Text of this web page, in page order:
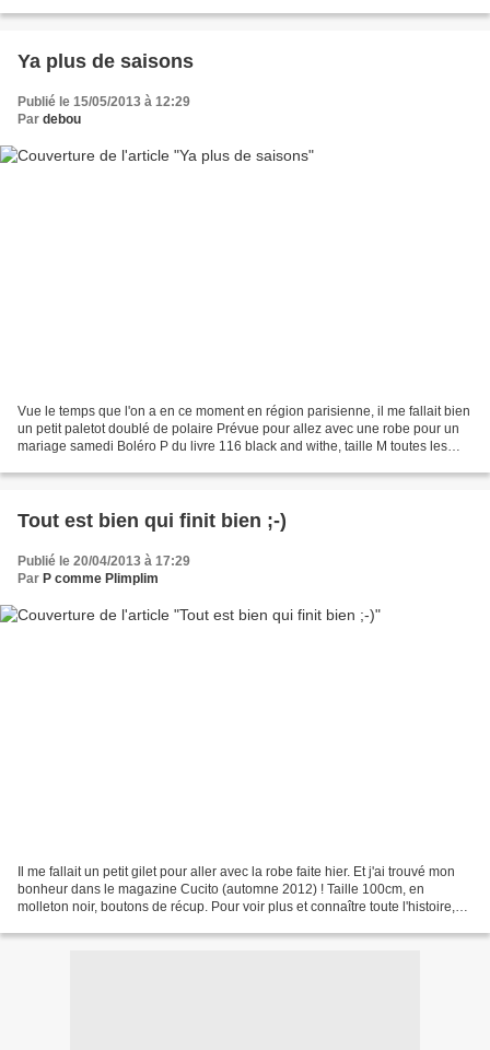
Ya plus de saisons
Publié le 15/05/2013 à 12:29
Par debou
Vue le temps que l'on a en ce moment en région parisienne, il me fallait bien
un petit paletot doublé de polaire Prévue pour allez avec une robe pour un
mariage samedi Boléro P du livre 116 black and withe, taille M toutes les
Tout est bien qui finit bien ;-)
Publié le 20/04/2013 à 17:29
Par P comme Plimplim
Il me fallait un petit gilet pour aller avec la robe faite hier. Et j'ai trouvé mon
bonheur dans le magazine Cucito (automne 2012) ! Taille 100cm, en
molleton noir, boutons de récup. Pour voir plus et connaître toute l'histoire,